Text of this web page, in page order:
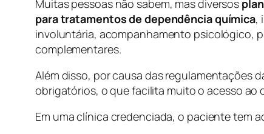
Muitas pessoas não sabem, mas diversos
para tratamentos de dependência química,
involuntária, acompanhamento psicológico,
complementares.
Além disso, por causa das regulamentações
obrigatórios, o que facilita muito o acesso ao
Em uma clínica credenciada, o paciente tem